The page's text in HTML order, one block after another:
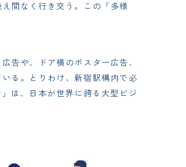
間なく行き交う。この「多様
告や、ドア横のポスター広告、
る。とりわけ、新宿駅構内で必
は、日本が世界に誇る大型ビジ